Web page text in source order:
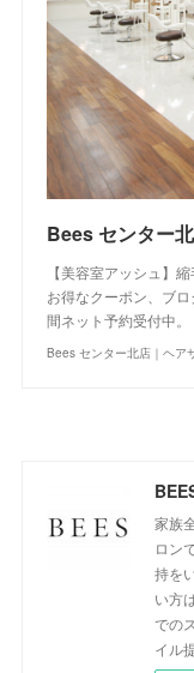
【美容室アッシュ】
お得なクーポン、ブ
間ネット予約受付中。
Bees センター北店｜ヘア
家族
ロン
持を
い方
での
イル